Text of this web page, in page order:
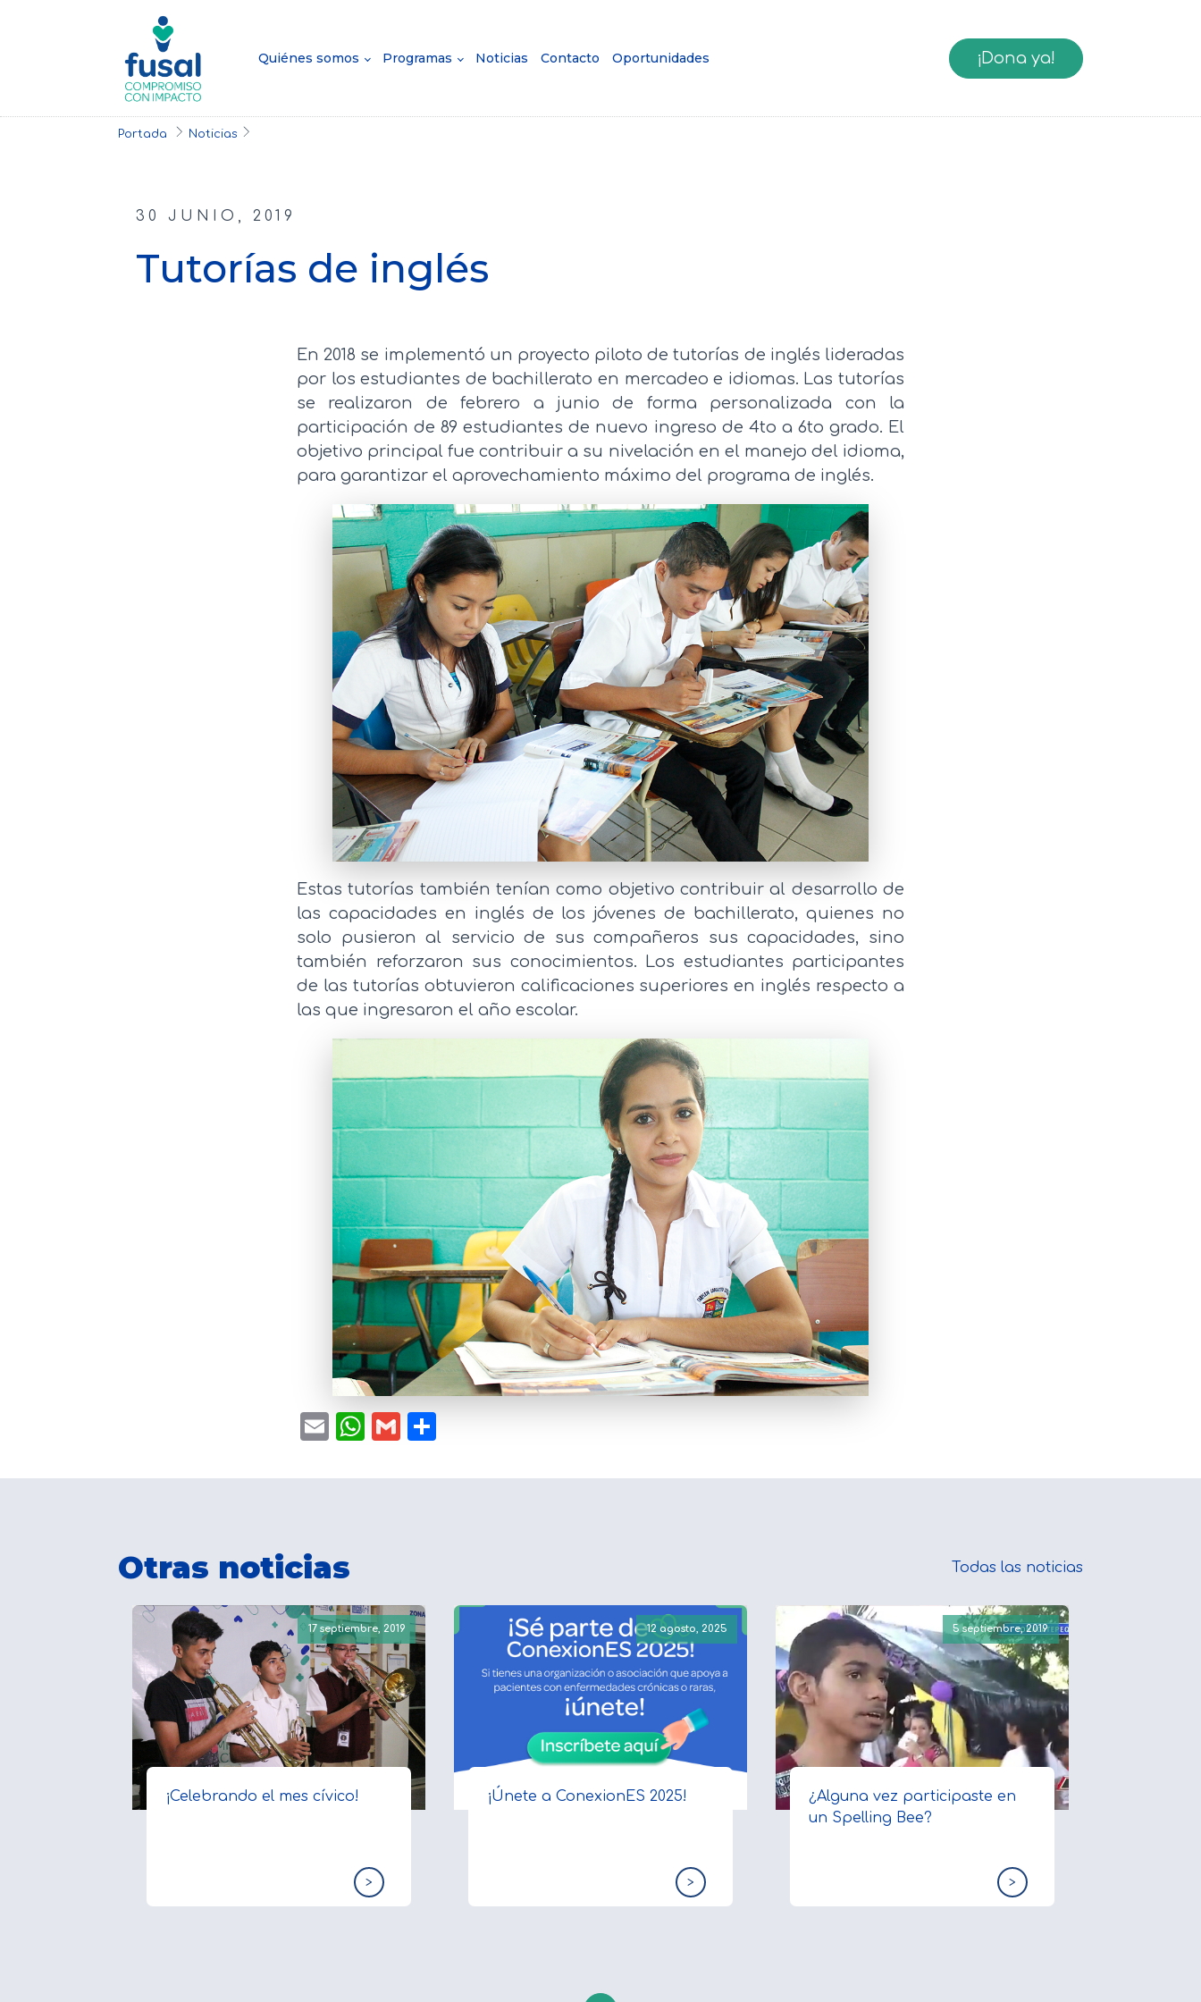
Quiénes somos Programas Noticias Contacto Oportunidades ¡Dona ya!
Portada Noticias
30 JUNIO, 2019
Tutorías de inglés
En 2018 se implementó un proyecto piloto de tutorías de inglés lideradas
por los estudiantes de bachillerato en mercadeo e idiomas. Las tutorías
se realizaron de febrero a junio de forma personalizada con la
participación de 89 estudiantes de nuevo ingreso de 4to a 6to grado. El
objetivo principal fue contribuir a su nivelación en el manejo del idioma,
para garantizar el aprovechamiento máximo del programa de inglés.
Estas tutorías también tenían como objetivo contribuir al desarrollo de
las capacidades en inglés de los jóvenes de bachillerato, quienes no
solo pusieron al servicio de sus compañeros sus capacidades, sino
también reforzaron sus conocimientos. Los estudiantes participantes
de las tutorías obtuvieron calificaciones superiores en inglés respecto a
las que ingresaron el año escolar.
EmailWhatsApp
Gmail
Otras noticias Todas las noticias
17 septiembre, 2019
¡Celebrando el mes cívico!
>
12 agosto, 2025
¡Únete a ConexionES 2025!
>
5 septiembre, 2019
¿Alguna vez participaste en
un Spelling Bee?
>